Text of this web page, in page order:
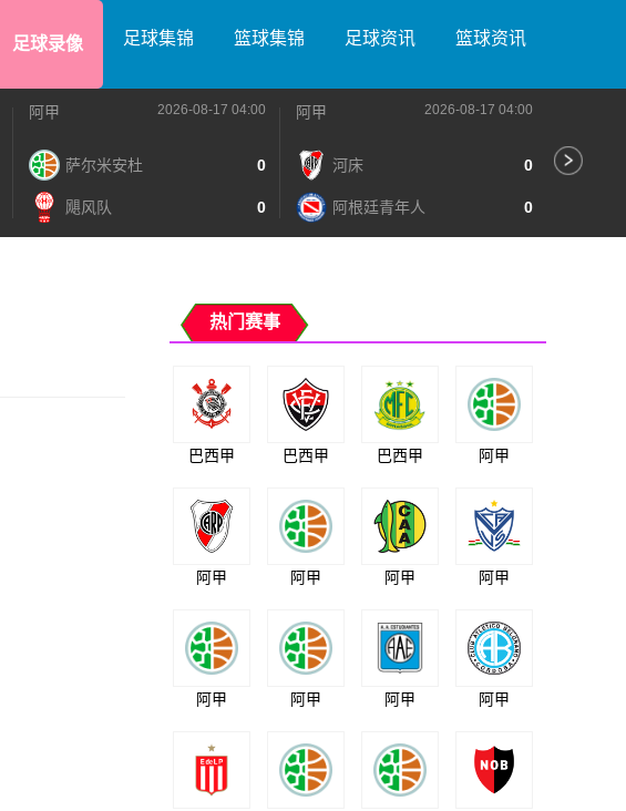
足球录像 足球集锦 篮球集锦 足球资讯 篮球资讯
阿甲 2026-08-17 04:00
萨尔米安杜 0
飓风队 0
阿甲 2026-08-17 04:00
河床 0
阿根廷青年人 0
热门赛事
巴西甲 巴西甲 巴西甲 阿甲
阿甲 阿甲 阿甲 阿甲
阿甲 阿甲 阿甲 阿甲